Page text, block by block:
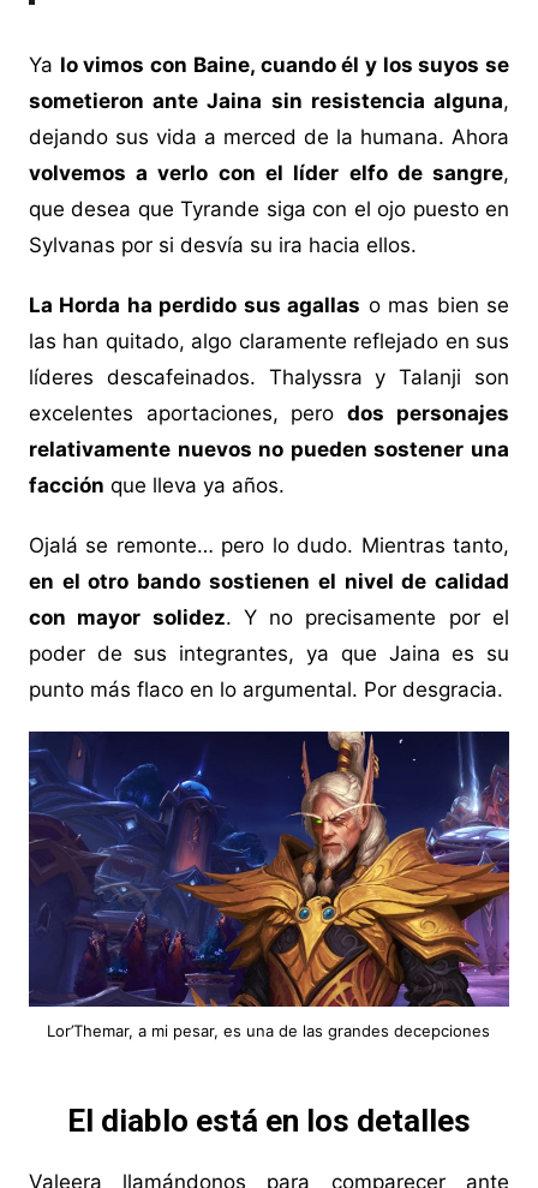
Ya lo vimos con Baine, cuando él y los suyos se
sometieron ante Jaina sin resistencia alguna,
dejando sus vida a merced de la humana. Ahora
volvemos a verlo con el líder elfo de sangre,
que desea que Tyrande siga con el ojo puesto en
Sylvanas por si desvía su ira hacia ellos.
La Horda ha perdido sus agallas o mas bien se
las han quitado, algo claramente reflejado en sus
líderes descafeinados. Thalyssra y Talanji son
excelentes aportaciones, perodos personajes
relativamente nuevos no pueden sostener una
facción que lleva ya años.
Ojalá se remonte… pero lo dudo. Mientras tanto,
en el otro bando sostienen el nivel de calidad
con mayor solidez. Y no precisamente por el
poder de sus integrantes, ya que Jaina es su
punto más flaco en lo argumental. Por desgracia.
Lor’Themar, a mi pesar, es una de las grandes decepciones
El diablo está en los detalles
Valeera llamándonos para comparecer ante